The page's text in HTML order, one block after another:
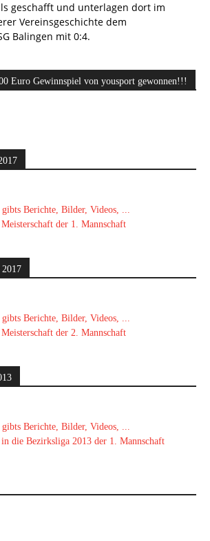
geschafft und unterlagen dort im
Vereinsgeschichte dem
Balingen mit 0:4.
Euro Gewinnspiel von yousport gewonnen!!!
Berichte, Bilder, Videos, ...
der 1. Mannschaft
Berichte, Bilder, Videos, ...
der 2. Mannschaft
Berichte, Bilder, Videos, ...
die Bezirksliga 2013 der 1. Mannschaft